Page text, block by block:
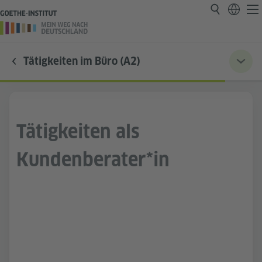
Tätigkeiten im Büro (A2)
Tätigkeiten als
Kundenberater*in